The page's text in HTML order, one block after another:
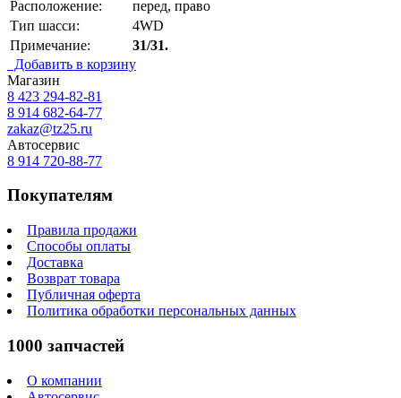
Расположение:
перед, право
Тип шасси:
4WD
Примечание:
31/31.
Добавить в корзину
Магазин
8 423 294-82-81
8 914 682-64-77
zakaz@tz25.ru
Автосервис
8 914 720-88-77
Покупателям
Правила продажи
Способы оплаты
Доставка
Возврат товара
Публичная оферта
Политика обработки персональных данных
1000 запчастей
О компании